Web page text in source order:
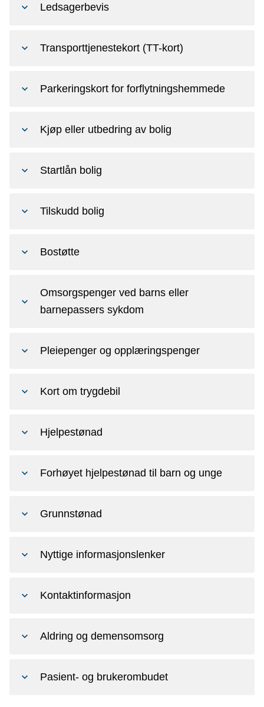
Ledsagerbevis
Transporttjenestekort (TT-kort)
Parkeringskort for forflytningshemmede
Kjøp eller utbedring av bolig
Startlån bolig
Tilskudd bolig
Bostøtte
Omsorgspenger ved barns eller
barnepassers sykdom
Pleiepenger og opplæringspenger
Kort om trygdebil
Hjelpestønad
Forhøyet hjelpestønad til barn og unge
Grunnstønad
Nyttige informasjonslenker
Kontaktinformasjon
Aldring og demensomsorg
Pasient- og brukerombudet